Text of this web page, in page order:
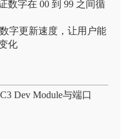
数字在 00 到 99 之间循
字更新速度，让用户能
化
Dev Module与端口